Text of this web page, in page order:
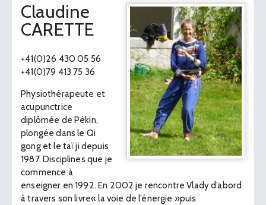
Claudine
CARETTE
+41(0)26 430 05 56
+41(0)79 413 75 36
Physiothérapeute et
acupunctrice
diplômée de Pékin,
plongée dans le Qi
gong et le taï ji depuis
1987. Disciplines que je
commence à
enseigner en 1992. En 2002 je rencontre Vlady d’abord
à travers son livre« la voie de l’énergie »puis